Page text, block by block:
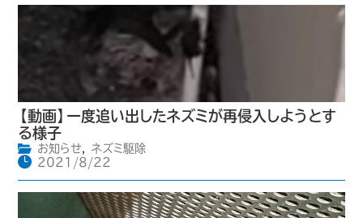
【動画】一度追い出したネズミが再侵入しようとす
る様子
お知らせ,
ネズミ駆除
2021/8/22